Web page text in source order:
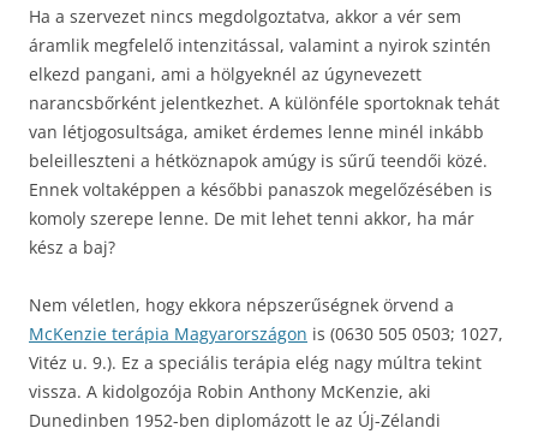
Ha a szervezet nincs megdolgoztatva, akkor a vér sem
áramlik megfelelő intenzitással, valamint a nyirok szintén
elkezd pangani, ami a hölgyeknél az úgynevezett
narancsbőrként jelentkezhet. A különféle sportoknak tehát
van létjogosultsága, amiket érdemes lenne minél inkább
beleilleszteni a hétköznapok amúgy is sűrű teendői közé.
Ennek voltaképpen a későbbi panaszok megelőzésében is
komoly szerepe lenne. De mit lehet tenni akkor, ha már
kész a baj?
Nem véletlen, hogy ekkora népszerűségnek örvend a
McKenzie terápia Magyarországon is (0630 505 0503; 1027,
Vitéz u. 9.). Ez a speciális terápia elég nagy múltra tekint
vissza. A kidolgozója Robin Anthony McKenzie, aki
Dunedinben 1952-ben diplomázott le az Új-Zélandi